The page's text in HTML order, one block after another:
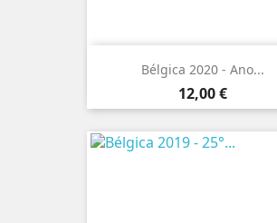
Bélgica 2020 - Ano...
Preço
12,00 €